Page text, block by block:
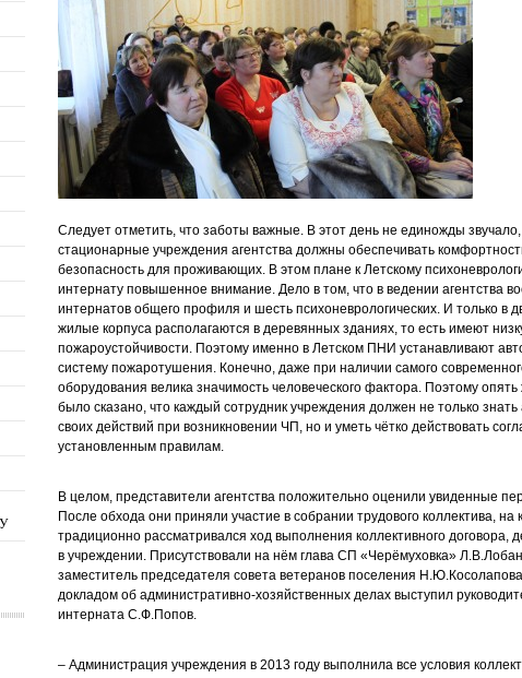
Следует отметить, что заботы важные. В этот день не единожды звучало,
стационарные учреждения агентства должны обеспечивать
безопасность для проживающих. В этом плане к Летскому
интернату повышенное внимание. Дело в том, что в ведении агентства
интернатов общего профиля и шесть психоневрологических. И только в
жилые корпуса располагаются в деревянных зданиях, то есть имеют
пожароустойчивости. Поэтому именно в Летском ПНИ устанавливают
систему пожаротушения. Конечно, даже при наличии самого
оборудования велика значимость человеческого фактора. Поэтому опять
было сказано, что каждый сотрудник учреждения должен не только знать
своих действий при возникновении ЧП, но и уметь чётко действовать
установленным правилам.
В целом, представители агентства положительно оценили увиденные
После обхода они приняли участие в собрании трудового коллектива, на
традиционно рассматривался ход выполнения коллективного договора,
в учреждении. Присутствовали на нём глава СП «Черёмуховка»
заместитель председателя совета ветеранов поселения
докладом об административно-хозяйственных делах выступил
интерната С.Ф.Попов.
– Администрация учреждения в 2013 году выполнила все условия